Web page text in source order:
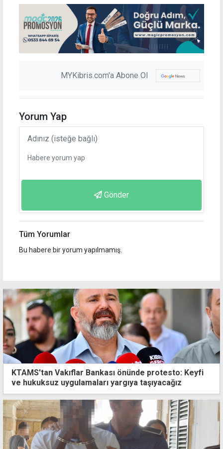
MYKibris.com'a Abone Ol
Yorum Yap
Gönder
Tüm Yorumlar
Bu habere bir yorum yapılmamış.
KTAMS'tan Vakıflar Bankası önünde protesto: Keyfi
ve hukuksuz uygulamaları yargıya taşıyacağız